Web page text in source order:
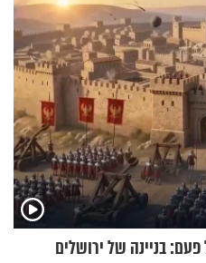
בניינה של ירושלים